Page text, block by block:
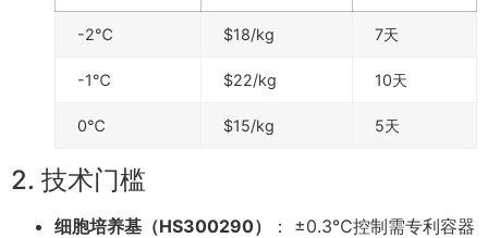
-2℃ $18/kg 7天
-1℃ $22/kg 10天
0℃ $15/kg 5天
2. 技术门槛
细胞培养基（HS300290）
： ±0.3℃控制需专利容器